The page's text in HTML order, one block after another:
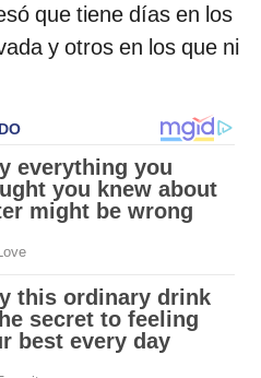
que tiene días en los
y otros en los que ni